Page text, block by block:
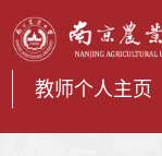
教师个人主页